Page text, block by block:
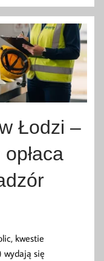
Łodzi –
kwestie
wydają się